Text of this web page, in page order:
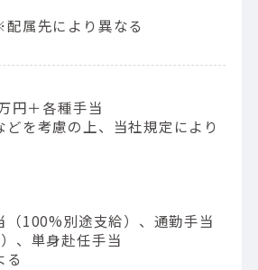
配属先により異なる
円＋各種手当
を考慮の上、当社規定により
（100%別途支給）、通勤手当
、単身赴任手当
る